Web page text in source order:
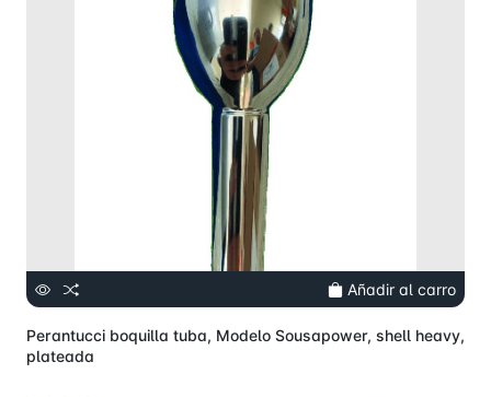
Añadir al carro
Perantucci boquilla tuba, Modelo Sousapower, shell heavy,
plateada